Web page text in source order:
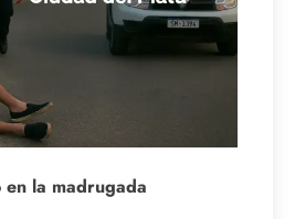
la madrugada